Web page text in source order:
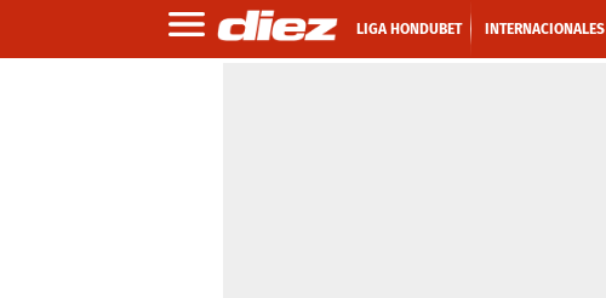
LIGA HONDUBET INTERNACIONALES